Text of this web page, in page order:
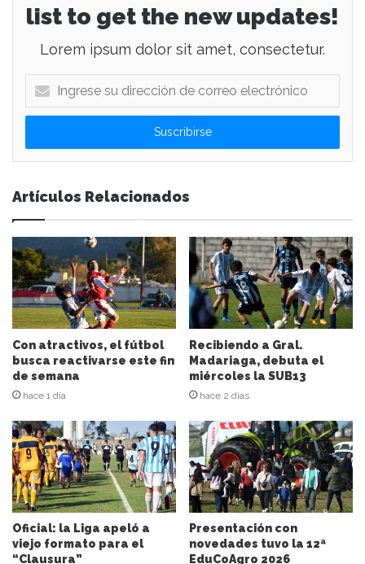
list to get the new updates!
Lorem ipsum dolor sit amet, consectetur.
g
e
s
u
d
i
r
e
c
c
i
ó
n
d
c
o
r
r
e
o
e
l
Artículos Relacionados
Con atractivos, el fútbol
busca reactivarse este fin
de semana
hace 1 día
Recibiendo a Gral.
Madariaga, debuta el
miércoles la SUB13
hace 2 días
Oficial: la Liga apeló a
viejo formato para el
“Clausura”
Presentación con
novedades tuvo la 12ª
EduCoAgro 2026